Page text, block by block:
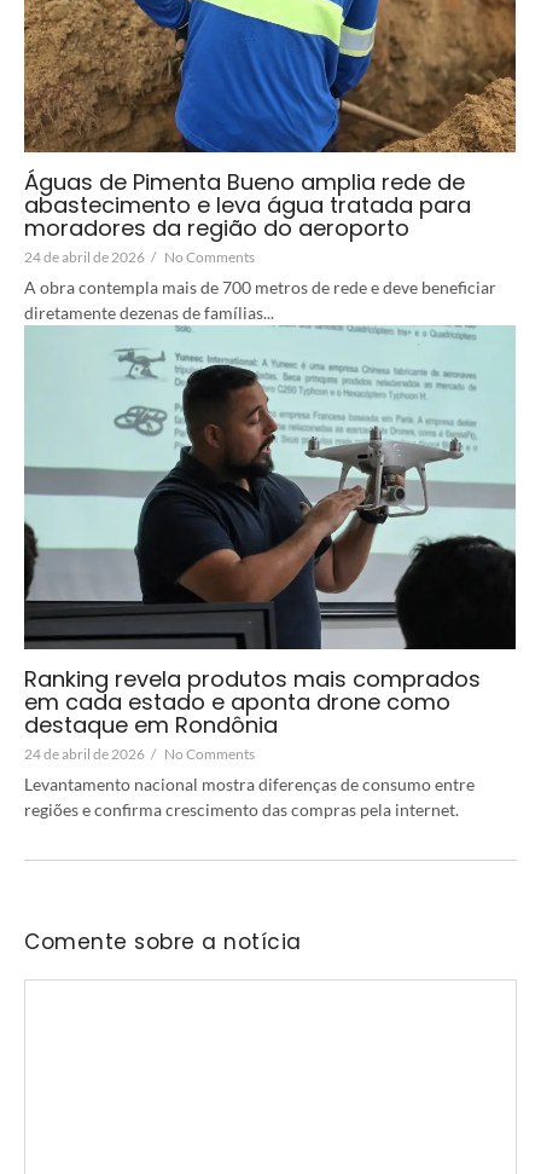
Águas de Pimenta Bueno amplia rede de
abastecimento e leva água tratada para
moradores da região do aeroporto
24 de abril de 2026 / No Comments
A obra contempla mais de 700 metros de rede e deve beneficiar
diretamente dezenas de famílias...
Ranking revela produtos mais comprados
em cada estado e aponta drone como
destaque em Rondônia
24 de abril de 2026 / No Comments
Levantamento nacional mostra diferenças de consumo entre
regiões e confirma crescimento das compras pela internet.
Comente sobre a notícia